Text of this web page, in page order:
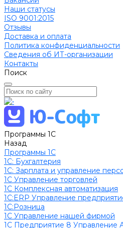
Наши статусы
ISO 9001:2015
Отзывы
Доставка и оплата
Политика конфиденциальности
Сведения об ИТ-организации
Контакты
Поиск
Программы 1С
Назад
Программы 1С
1C: Бухгалтерия
1С: Зарплата и управление
1С Управление торговлей
1С Комплексная автоматизация
1С:ERP Управление
1С:Розница
1С Управление нашей фирмой
1С Предприятие 8 Управление